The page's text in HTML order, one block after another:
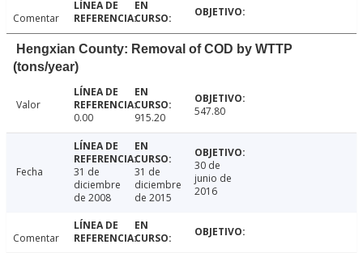
Comentar
Hengxian County: Removal of COD by WTTP
(tons/year)
Valor
0.00
915.20 547.80
Fecha
31 de
diciembre
de 2008
31 de
diciembre
de 2015
30 de
junio de
2016
Comentar